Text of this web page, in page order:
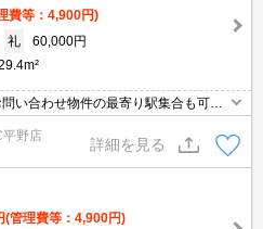
費等：4,900円)
礼
60,000円
い合わせ物件の最寄り駅集合も可能
な方は、当店ではクレジット決済が可
し頂けますよ♪
平野店
詳細を見る
(管理費等：4,900円)